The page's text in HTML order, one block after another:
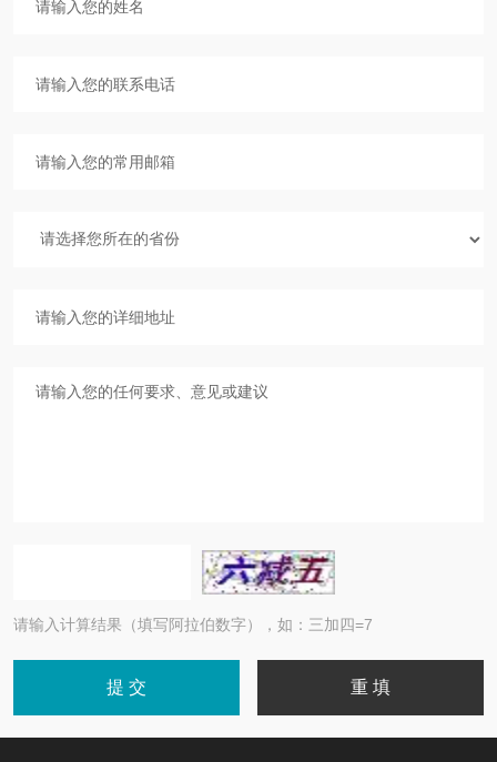
请输入计算结果（填写阿拉伯数字），如：三加四=7